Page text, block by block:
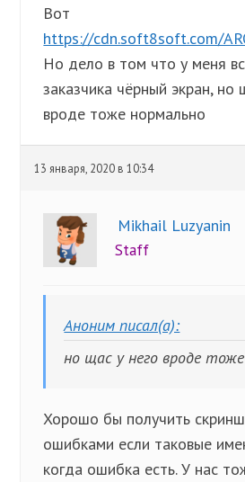
Вот
https://cdn.soft8soft.com/
Но дело в том что у меня
заказчика чёрный экран, но
вроде тоже нормально
13 января, 2020 в 10:34
Mikhail Luzyanin
Staff
Аноним писал(а):
но щас у него вроде
Хорошо бы получить
ошибками если таковые
когда ошибка есть. У нас